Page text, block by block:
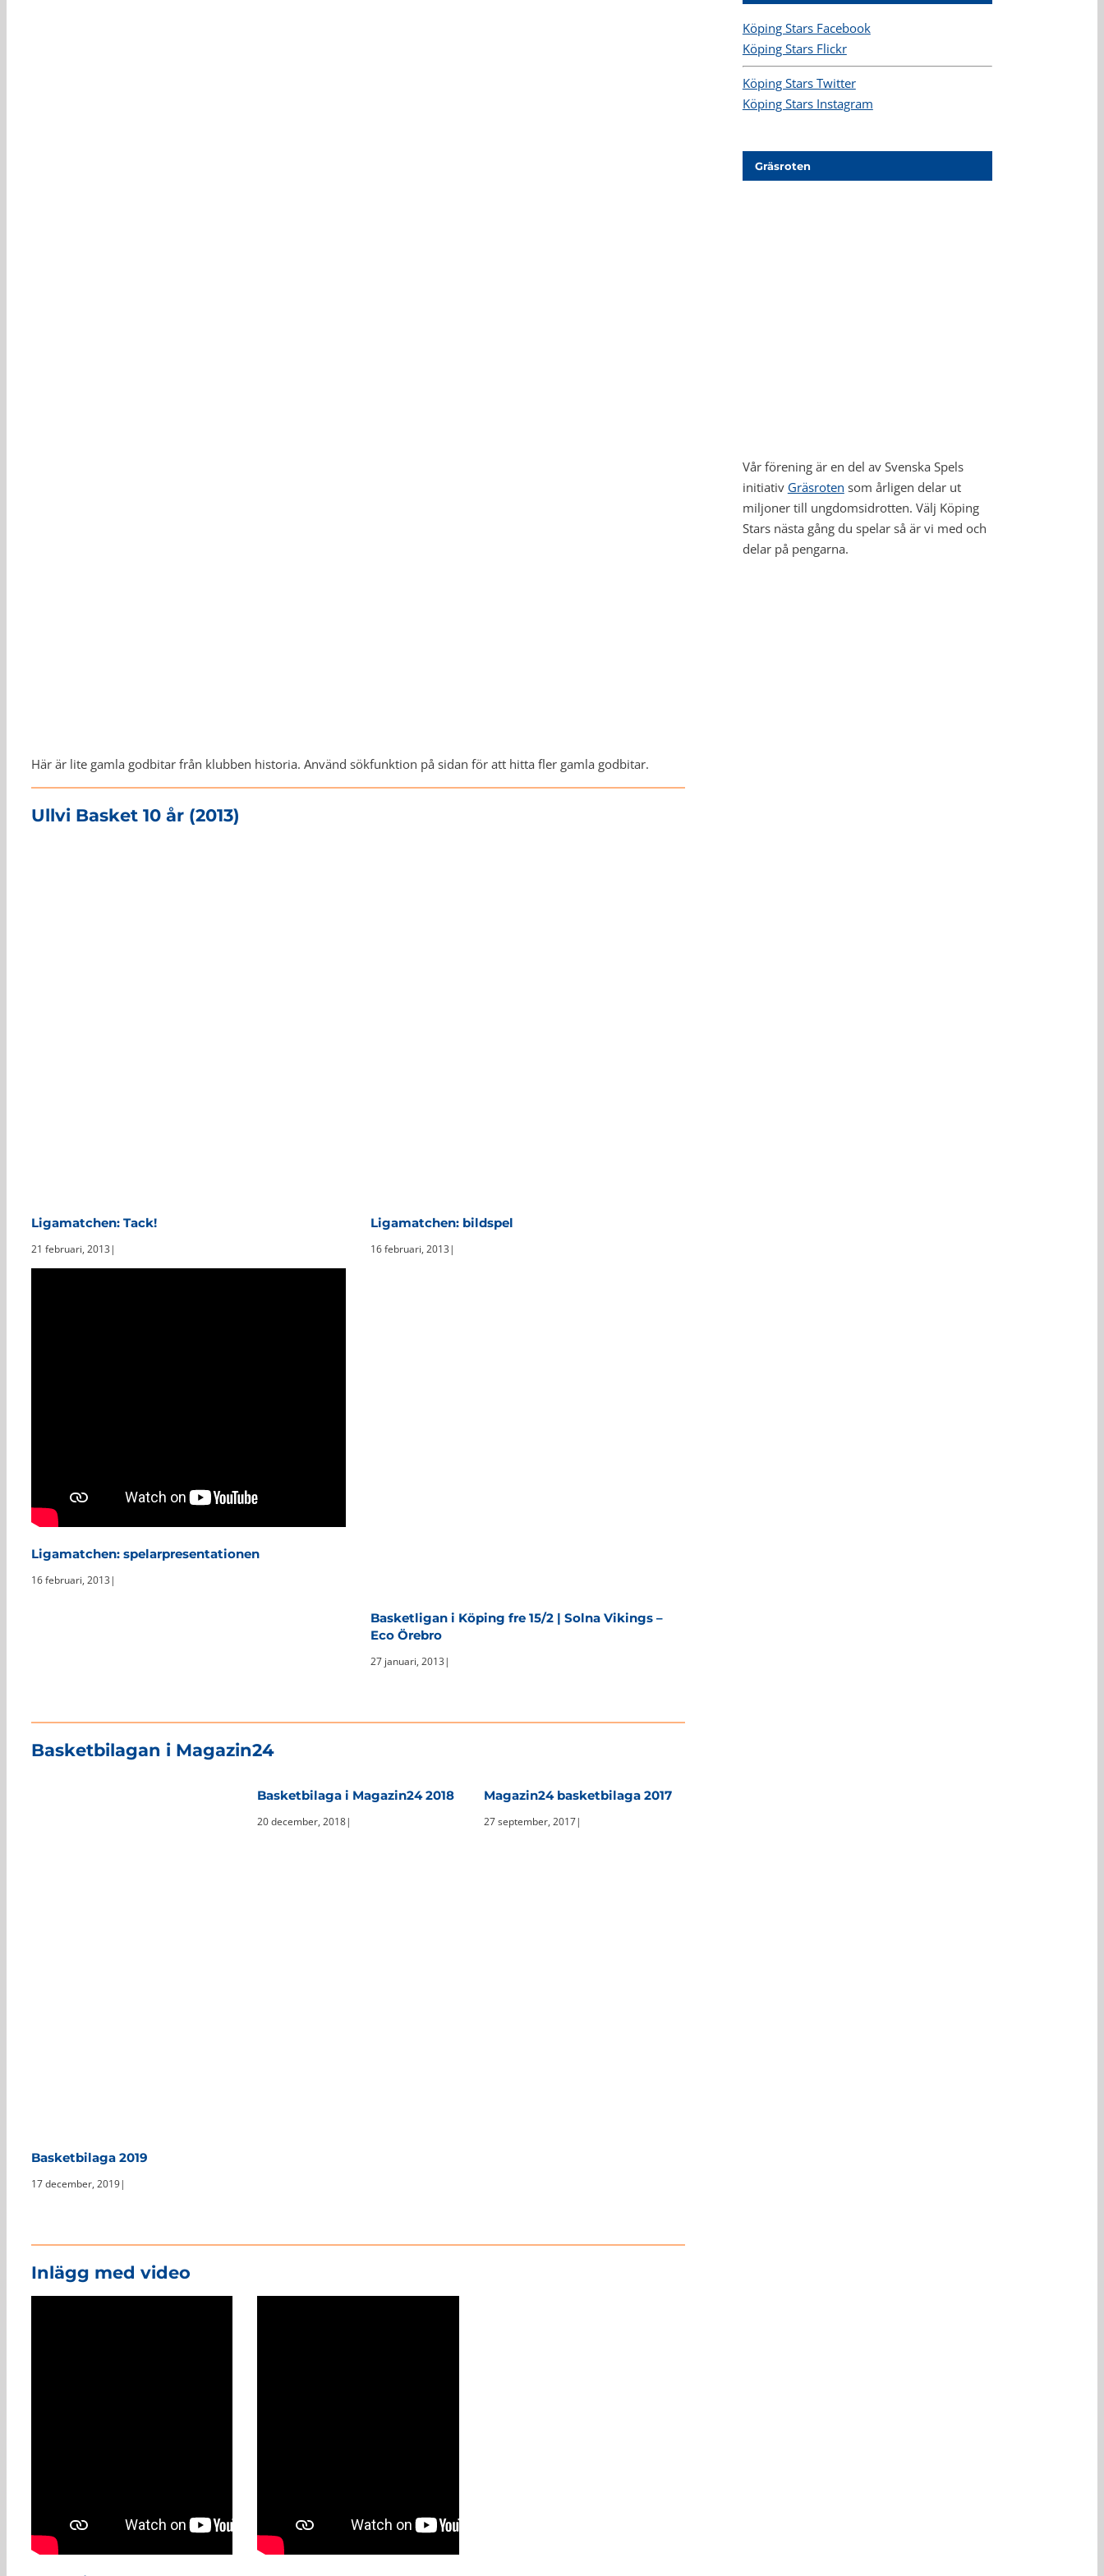
Här är lite gamla godbitar från klubben historia. Använd sökfunktion på sidan för att hitta fler gamla godbitar.
Ullvi Basket 10 år (2013)
Ligamatchen: Tack!
21 februari, 2013 |
Ligamatchen: bildspel
16 februari, 2013 |
Ligamatchen: spelarpresentationen
16 februari, 2013 |
Basketligan i Köping fre 15/2 | Solna Vikings –
Eco Örebro
27 januari, 2013 |
Basketbilagan i Magazin24
Basketbilaga 2019
17 december, 2019|
Basketbilaga i Magazin24 2018
20 december, 2018|
Magazin24 basketbilaga 2017
27 september, 2017|
Inlägg med video
Köping Stars Facebook
Köping Stars Flickr
Köping Stars Twitter
Köping Stars Instagram
Gräsroten
Vår förening är en del av Svenska Spels
initiativ Gräsroten som årligen delar ut
miljoner till ungdomsidrotten. Välj Köping
Stars nästa gång du spelar så är vi med och
delar på pengarna.